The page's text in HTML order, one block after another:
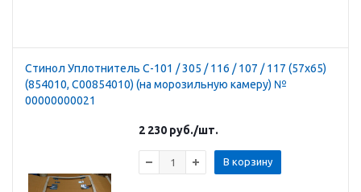
Стинол Уплотнитель С-101 / 305 / 116 / 107 / 117 (57х65)
(854010, C00854010) (на морозильную камеру) №
00000000021
2 230 руб./шт.
В корзину